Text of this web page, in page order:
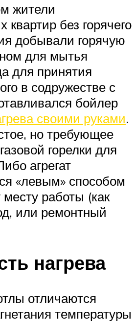
жители
без горячего
добывали горячую
для мытья
для принятия
в содружестве с
бойлер
своими руками.
но требующее
горелки для
агрегат
«левым» способом
работы (как
или ремонтный
нагрева
отличаются
температуры